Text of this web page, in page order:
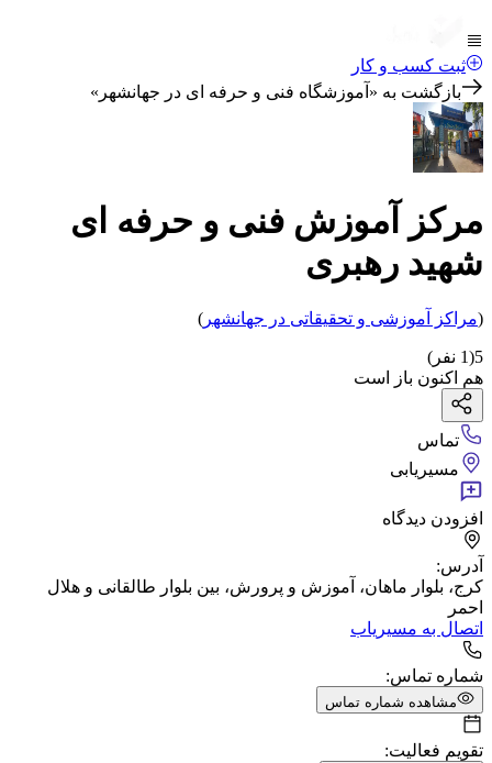
ثبت کسب و کار
بازگشت به « آموزشگاه فنی و حرفه ای در جهانشهر »
مرکز آموزش فنی و حرفه ای
شهید رهبری
(مراکز آموزشی و تحقیقاتی در جهانشهر )
5
(
1 نفر)
هم اکنون باز است
تماس
مسیریابی
افزودن دیدگاه
آدرس:
کرج، بلوار ماهان، آموزش و پرورش، بین بلوار طالقانی و هلال
احمر
اتصال به مسیریاب
شماره تماس:
مشاهده شماره تماس
تقویم فعالیت: